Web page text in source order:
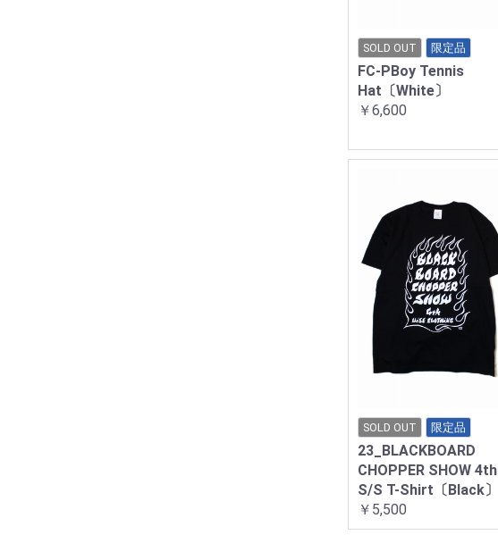
SOLD OUT 限定品
FC-PBoy Tennis
Hat〔White〕
￥6,600
SOLD OUT 限定品
23_BLACKBOARD
CHOPPER SHOW 4th
S/S T-Shirt〔Black〕
￥5,500